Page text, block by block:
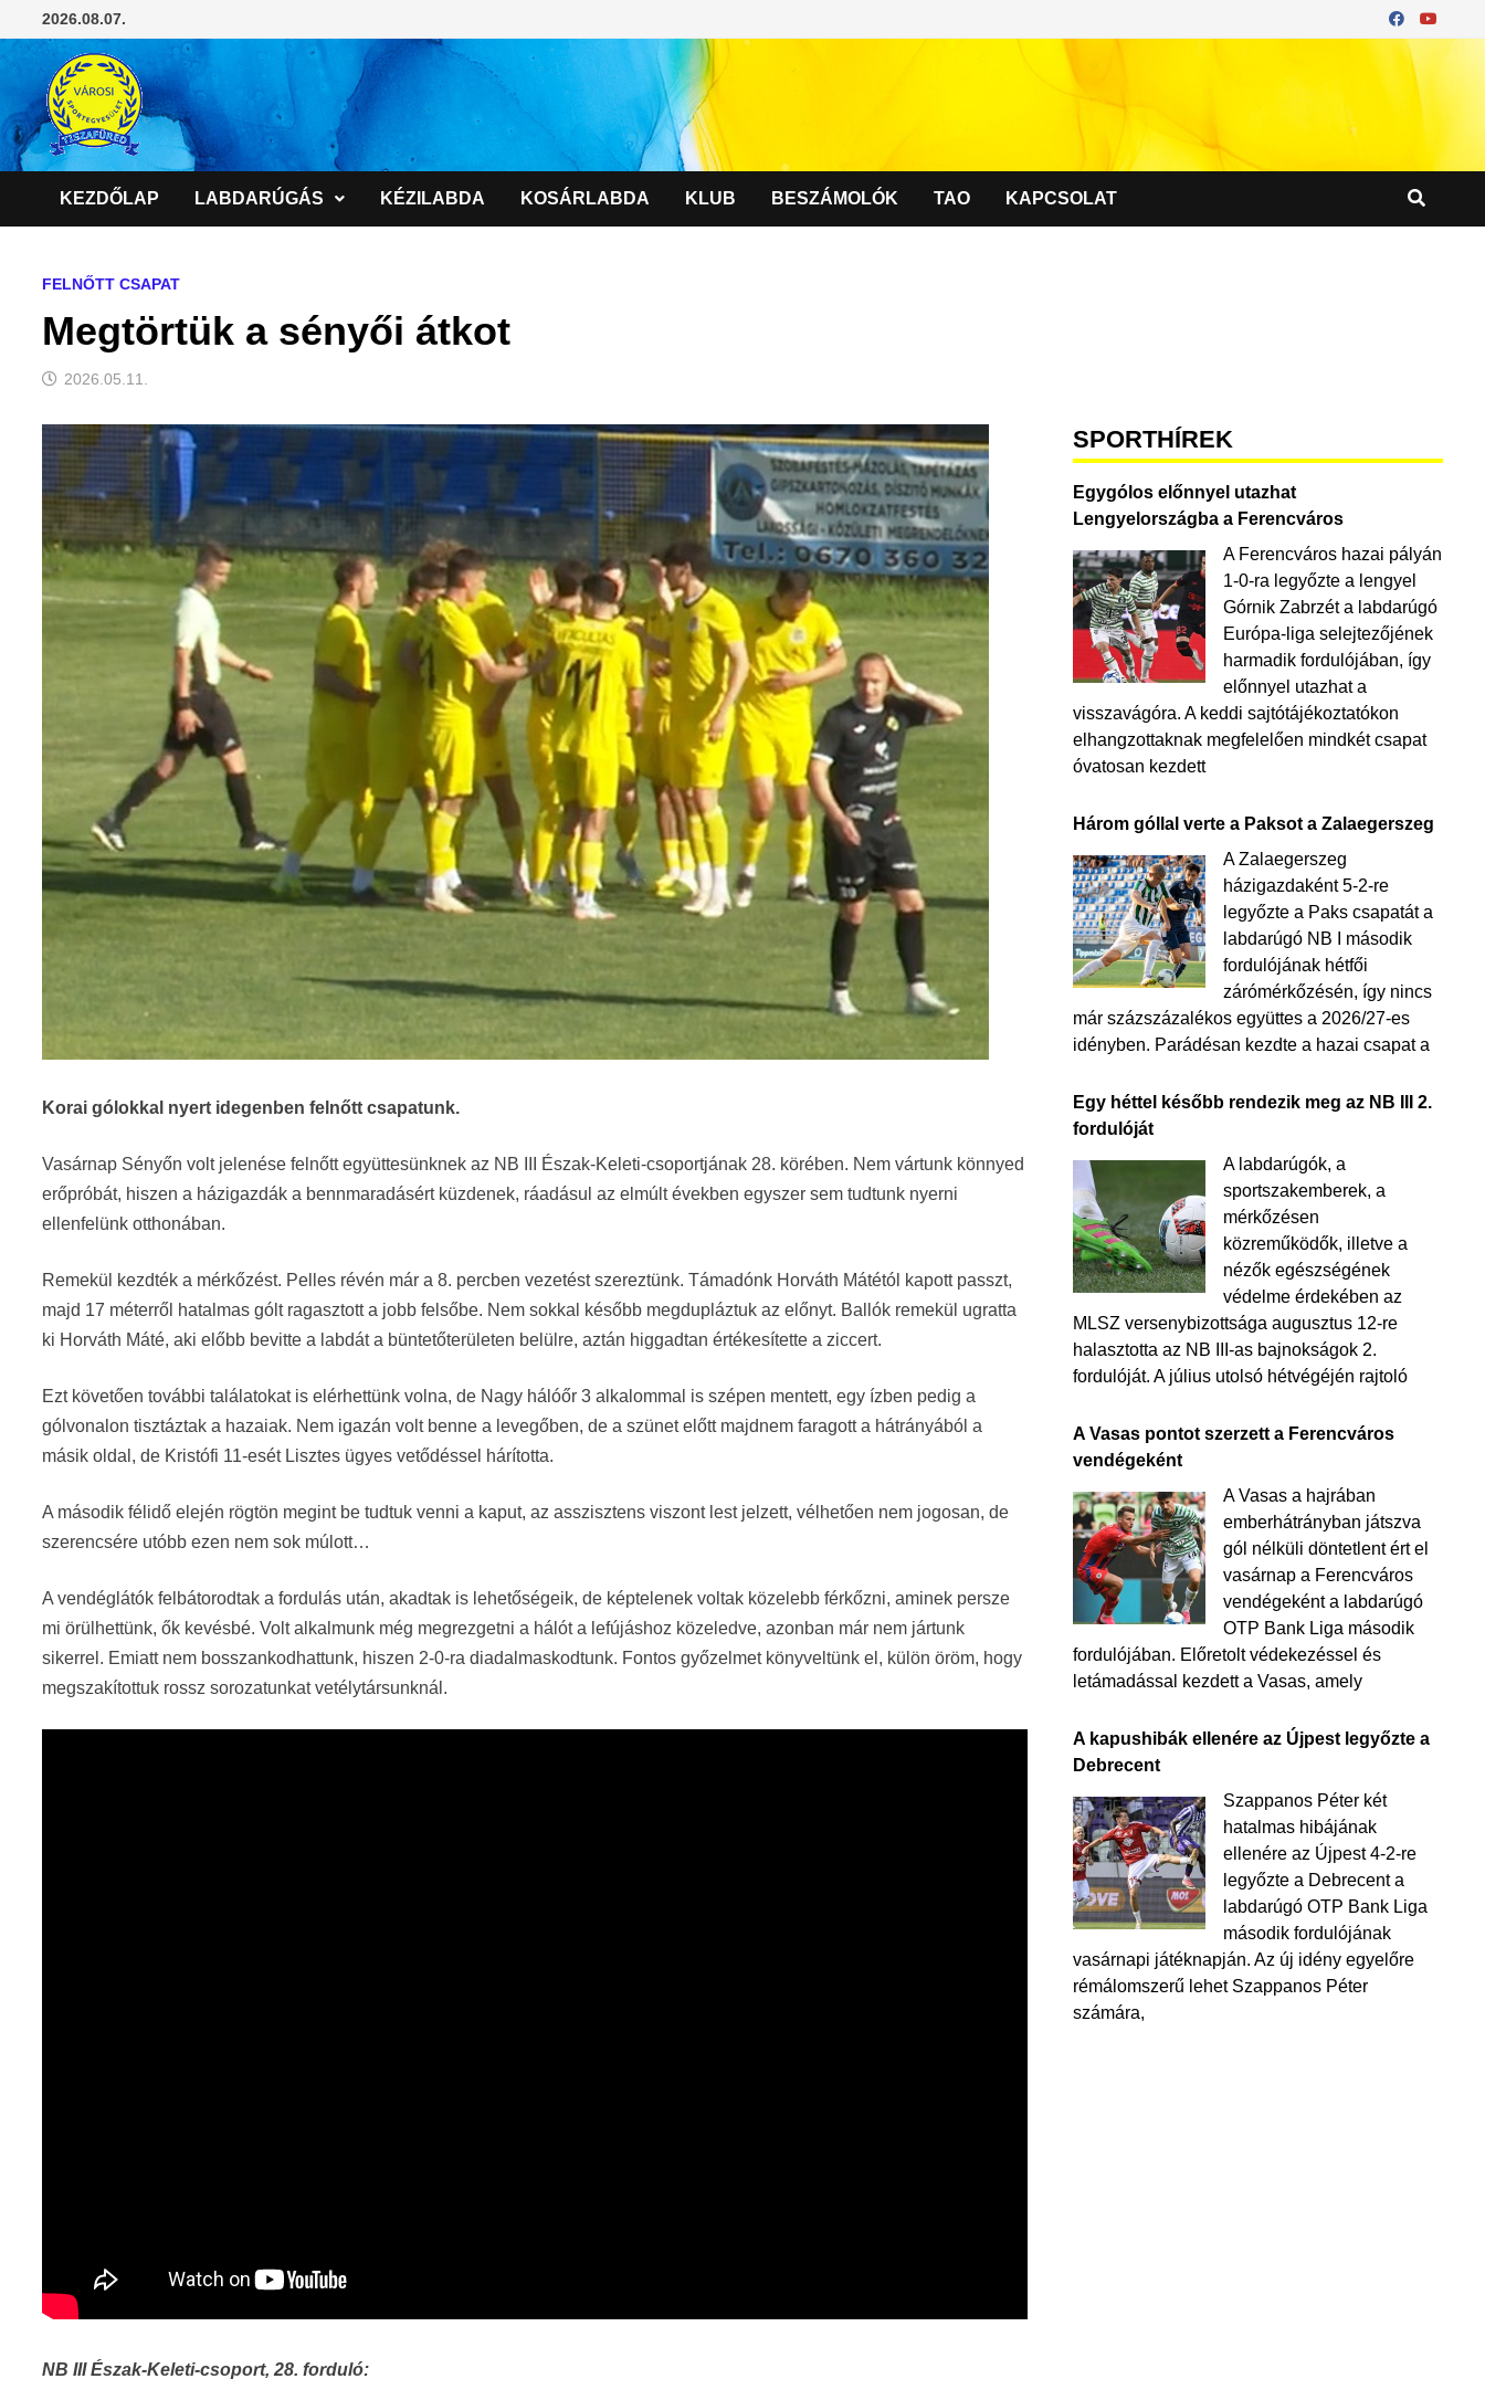
to
2026.08.07.
KEZDŐLAP LABDARÚGÁS KÉZILABDA KOSÁRLABDA KLUB BESZÁMOLÓK TAO KAPCSOLAT
FELNŐTT CSAPAT
Megtörtük a sényői átkot
2026.05.11.
Korai gólokkal nyert idegenben felnőtt csapatunk.
Vasárnap Sényőn volt jelenése felnőtt együttesünknek az NB III Észak-Keleti-csoportjának 28. körében. Nem vártunk könnyed
erőpróbát, hiszen a házigazdák a bennmaradásért küzdenek, ráadásul az elmúlt években egyszer sem tudtunk nyerni
ellenfelünk otthonában.
Remekül kezdték a mérkőzést. Pelles révén már a 8. percben vezetést szereztünk. Támadónk Horváth Mátétól kapott passzt,
majd 17 méterről hatalmas gólt ragasztott a jobb felsőbe. Nem sokkal később megdupláztuk az előnyt. Ballók remekül ugratta
ki Horváth Máté, aki előbb bevitte a labdát a büntetőterületen belülre, aztán higgadtan értékesítette a ziccert.
Ezt követően további találatokat is elérhettünk volna, de Nagy hálóőr 3 alkalommal is szépen mentett, egy ízben pedig a
gólvonalon tisztáztak a hazaiak. Nem igazán volt benne a levegőben, de a szünet előtt majdnem faragott a hátrányából a
másik oldal, de Kristófi 11-esét Lisztes ügyes vetődéssel hárította.
A második félidő elején rögtön megint be tudtuk venni a kaput, az asszisztens viszont lest jelzett, vélhetően nem jogosan, de
szerencsére utóbb ezen nem sok múlott…
A vendéglátók felbátorodtak a fordulás után, akadtak is lehetőségeik, de képtelenek voltak közelebb férkőzni, aminek persze
mi örülhettünk, ők kevésbé. Volt alkalmunk még megrezgetni a hálót a lefújáshoz közeledve, azonban már nem jártunk
sikerrel. Emiatt nem bosszankodhattunk, hiszen 2-0-ra diadalmaskodtunk. Fontos győzelmet könyveltünk el, külön öröm, hogy
megszakítottuk rossz sorozatunkat vetélytársunknál.
NB III Észak-Keleti-csoport, 28. forduló:
SPORTHÍREK
Egygólos előnnyel utazhat
Lengyelországba a Ferencváros
A Ferencváros hazai pályán
1-0-ra legyőzte a lengyel
Górnik Zabrzét a labdarúgó
Európa-liga selejtezőjének
harmadik fordulójában, így
előnnyel utazhat a
visszavágóra. A keddi sajtótájékoztatókon
elhangzottaknak megfelelően mindkét csapat
óvatosan kezdett
Három góllal verte a Paksot a Zalaegerszeg
A Zalaegerszeg
házigazdaként 5-2-re
legyőzte a Paks csapatát a
labdarúgó NB I második
fordulójának hétfői
zárómérkőzésén, így nincs
már százszázalékos együttes a 2026/27-es
idényben. Parádésan kezdte a hazai csapat a
Egy héttel később rendezik meg az NB III 2.
fordulóját
A labdarúgók, a
sportszakemberek, a
mérkőzésen
közreműködők, illetve a
nézők egészségének
védelme érdekében az
MLSZ versenybizottsága augusztus 12-re
halasztotta az NB III-as bajnokságok 2.
fordulóját. A július utolsó hétvégéjén rajtoló
A Vasas pontot szerzett a Ferencváros
vendégeként
A Vasas a hajrában
emberhátrányban játszva
gól nélküli döntetlent ért el
vasárnap a Ferencváros
vendégeként a labdarúgó
OTP Bank Liga második
fordulójában. Előretolt védekezéssel és
letámadással kezdett a Vasas, amely
A kapushibák ellenére az Újpest legyőzte a
Debrecent
Szappanos Péter két
hatalmas hibájának
ellenére az Újpest 4-2-re
legyőzte a Debrecent a
labdarúgó OTP Bank Liga
második fordulójának
vasárnapi játéknapján. Az új idény egyelőre
rémálomszerű lehet Szappanos Péter
számára,